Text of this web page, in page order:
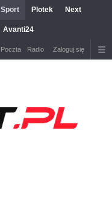
Sport Plotek Next
Avanti24
Poczta Radio Zaloguj się